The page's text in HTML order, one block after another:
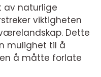
av naturlige
viktigheten
Dette
mulighet til å
å måtte forlate